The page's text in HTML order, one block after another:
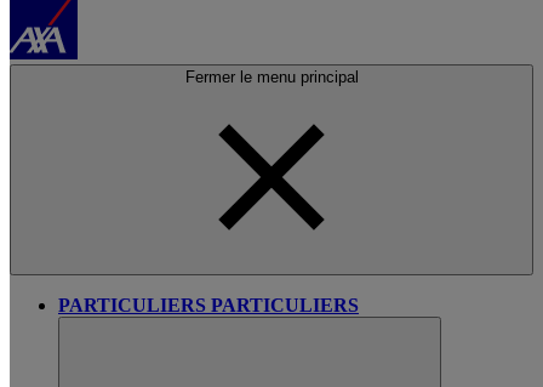
Fermer le menu principal
PARTICULIERS PARTICULIERS